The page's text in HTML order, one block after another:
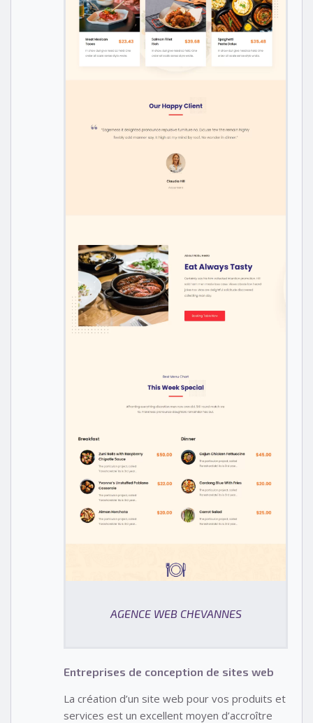
AGENCE WEB CHEVANNES
Entreprises de conception de sites web
La création d’un site web pour vos produits et
services est un excellent moyen d’accroître